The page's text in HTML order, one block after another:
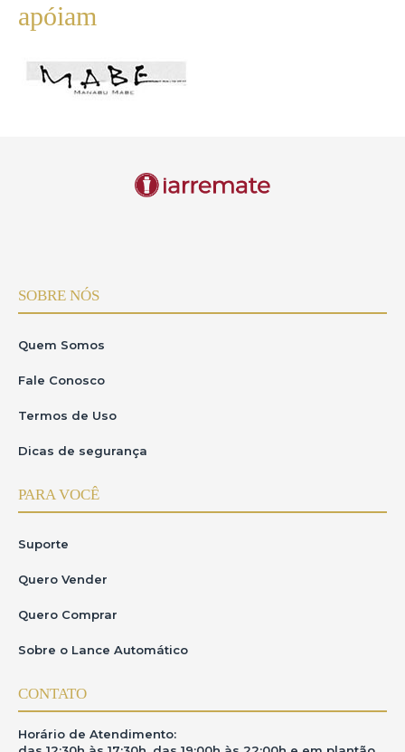
apóiam
SOBRE NÓS
Quem Somos
Fale Conosco
Termos de Uso
Dicas de segurança
PARA VOCÊ
Suporte
Quero Vender
Quero Comprar
Sobre o Lance Automático
CONTATO
Horário de Atendimento: